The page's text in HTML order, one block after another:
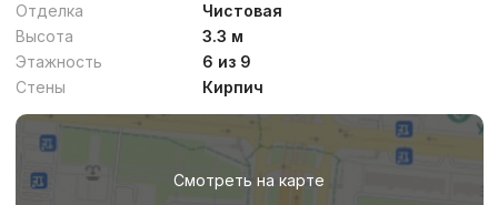
Отделка
Чистовая
Высота
3.3 м
Этажность
6 из 9
Стены
Кирпич
Смотреть на карте